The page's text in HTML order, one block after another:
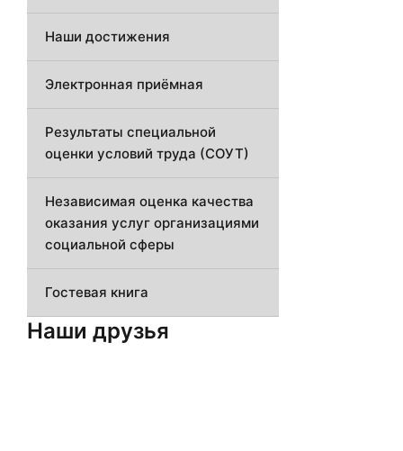
Наши достижения
Электронная приёмная
Результаты специальной
оценки условий труда (СОУТ)
Независимая оценка качества
оказания услуг организациями
социальной сферы
Гостевая книга
Наши друзья